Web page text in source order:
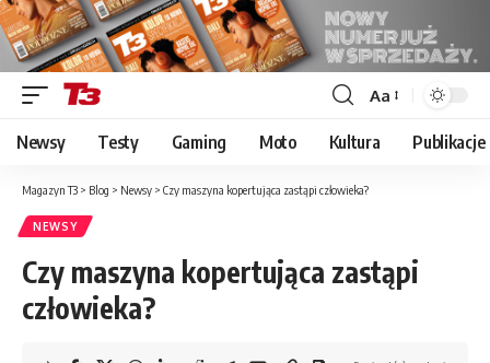
Font
Resizer
Aa
Newsy Testy Gaming Moto Kultura Publikacje
Magazyn T3 > Blog > Newsy > Czy maszyna kopertująca zastąpi człowieka?
NEWSY
Czy maszyna kopertująca zastąpi
człowieka?